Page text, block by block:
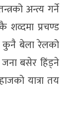
अन्त्य गर्ने
शव्दमा प्रचण्ड
कुनै बेला रेलको
बसेर हिंड्ने
यात्रा तय